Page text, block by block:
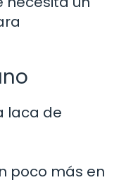
laca de
poco más en